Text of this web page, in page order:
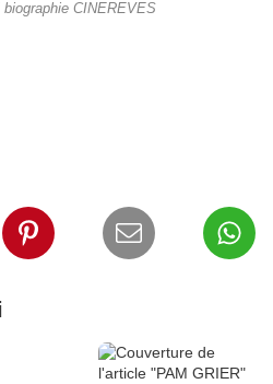
CINEREVES